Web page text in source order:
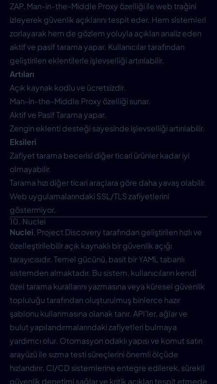
ZAP, Man-in-the-Middle Proxy özelliği ile web trağini
izleyerek güvenlik açıklarını tespit eder. Hem sistemleri
zorlayarak hem de gözlem yoluyla açıkları analiz eden
aktif ve pasif tarama yapar. Kullanıcılar tarafından
geliştirilen eklentilerle işlevselliği artırılabilir.
Artıları
Açık kaynak kodlu ve ücretsizdir.
Man-in-the-Middle Proxy özelliği sunar.
Aktif ve Pasif Tarama yapar.
Zengin eklenti desteği sayesinde işlevselliği artırılabilir.
Eksileri
Zafiyet tarama becerisi diğer ticari ürünler kadar iyi
olmayabilir.
Tarama hızı diğer ticari araçlara göre daha yavaş olabilir.
Web uygulamalarındaki SSL/TLS zafiyetlerini
göstermiyor.
10. Nuclei
Nuclei, Project Discovery tarafından geliştirilen hızlı ve
özelleştirilebilir açık kaynaklı bir güvenlik açığı
tarayıcısıdır. Temel gücünü, basit bir YAML tabanlı
sistemden almaktadır. Bu sistem, kullanıcıların kendi
özel tarama kurallarını yazmasına veya küresel güvenlik
topluluğu tarafından oluşturulmuş binlerce hazır
şablonu kullanmasına olanak tanır. API’ler, ağlar ve
bulut yapılandırmalarındaki zafiyetleri bulmaya
yardımcı olur. Otomasyon odaklı yapısı ve komut satırı
arayüzü ile sızma testi süreçlerini önemli ölçüde
hızlandırır. CI/CD sistemlerine entegre edilerek, sürekli
güvenlik denetimi sağlar ve kritik açıkları tespit etmede